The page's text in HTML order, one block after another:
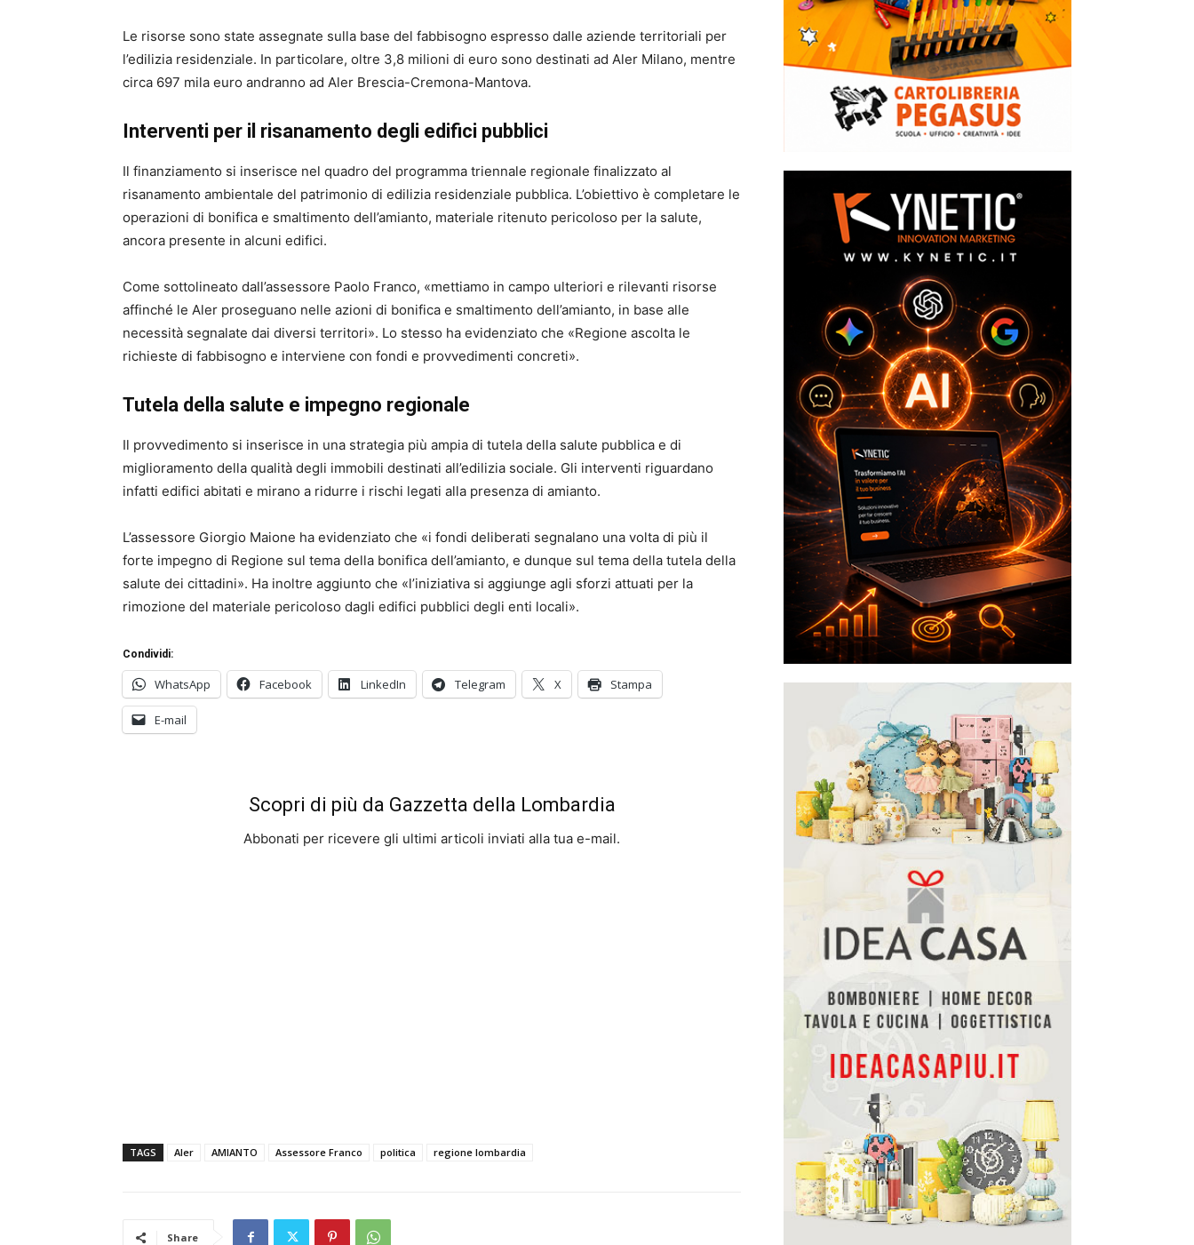
Le risorse sono state assegnate sulla base del fabbisogno espresso dalle aziende territoriali per
l’edilizia residenziale. In particolare, oltre 3,8 milioni di euro sono destinati ad Aler Milano, mentre
circa 697 mila euro andranno ad Aler Brescia-Cremona-Mantova.
Interventi per il risanamento degli edifici pubblici
Il finanziamento si inserisce nel quadro del programma triennale regionale finalizzato al
risanamento ambientale del patrimonio di edilizia residenziale pubblica. L’obiettivo è completare le
operazioni di bonifica e smaltimento dell’amianto, materiale ritenuto pericoloso per la salute,
ancora presente in alcuni edifici.
Come sottolineato dall’assessore Paolo Franco, «mettiamo in campo ulteriori e rilevanti risorse
affinché le Aler proseguano nelle azioni di bonifica e smaltimento dell’amianto, in base alle
necessità segnalate dai diversi territori». Lo stesso ha evidenziato che «Regione ascolta le
richieste di fabbisogno e interviene con fondi e provvedimenti concreti».
Tutela della salute e impegno regionale
Il provvedimento si inserisce in una strategia più ampia di tutela della salute pubblica e di
miglioramento della qualità degli immobili destinati all’edilizia sociale. Gli interventi riguardano
infatti edifici abitati e mirano a ridurre i rischi legati alla presenza di amianto.
L’assessore Giorgio Maione ha evidenziato che «i fondi deliberati segnalano una volta di più il
forte impegno di Regione sul tema della bonifica dell’amianto, e dunque sul tema della tutela della
salute dei cittadini». Ha inoltre aggiunto che «l’iniziativa si aggiunge agli sforzi attuati per la
rimozione del materiale pericoloso dagli edifici pubblici degli enti locali».
Condividi:
WhatsApp Facebook LinkedIn Telegram X Stampa
E-mail
Scopri di più da Gazzetta della Lombardia
Abbonati per ricevere gli ultimi articoli inviati alla tua e-mail.
TAGS Aler AMIANTO Assessore Franco politica regione lombardia
Share